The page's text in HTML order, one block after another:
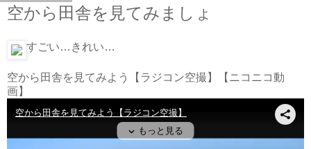
空から田舎を見てみましょ
すごい…きれい…
空から田舎を見てみよう【ラジコン空撮】
【ニコニコ動
画】